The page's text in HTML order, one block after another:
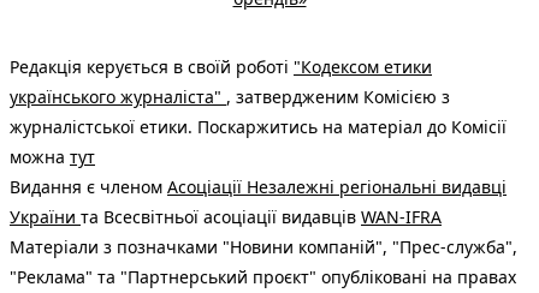
Редакція керується в своїй роботі "Кодексом етики
українського журналіста" , затвердженим Комісією з
журналістської етики. Поскаржитись на матеріал до Комісії
можна тут
Видання є членом Асоціації Незалежні регіональні видавці
України та Всесвітньої асоціації видавців WAN-IFRA
Матеріали з позначками "Новини компаній", "Прес-служба",
"Реклама" та "Партнерський проєкт" опубліковані на правах